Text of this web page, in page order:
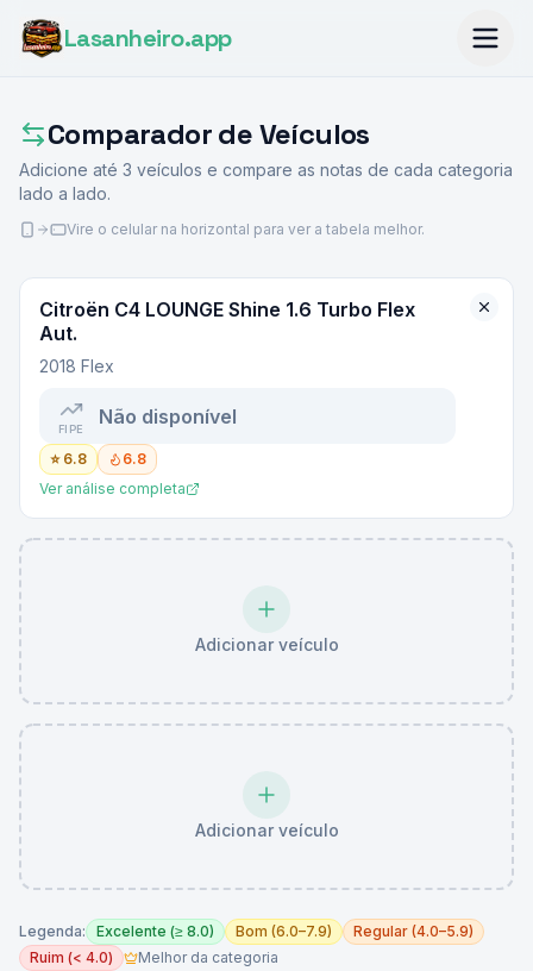
Lasanheiro.app
Comparador de Veículos
Adicione até 3 veículos e compare as notas de cada categoria
lado a lado.
Vire o celular na horizontal para ver a tabela melhor.
Citroën C4 LOUNGE Shine 1.6 Turbo Flex
Aut.
2018 Flex
FIPE
Não disponível
⭐ 6.8
6.8
Ver análise completa
Adicionar veículo
Adicionar veículo
Legenda: Excelente (≥ 8.0) Bom (6.0–7.9)
Regular (4.0–5.9)
Ruim (< 4.0)
Melhor da categoria